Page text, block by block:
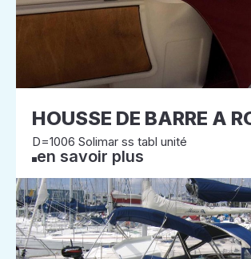
HOUSSE DE BARRE A
D=1006 Solimar ss tabl unité
en savoir plus